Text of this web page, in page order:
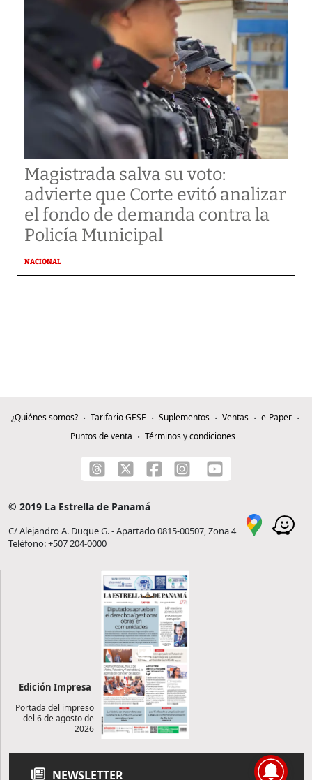
Magistrada salva su voto:
advierte que Corte evitó analizar
el fondo de demanda contra la
Policía Municipal
NACIONAL
¿Quiénes somos? Tarifario GESE Suplementos Ventas
e-Paper
Puntos de venta
Términos y condiciones
© 2019 La Estrella de Panamá
C/ Alejandro A. Duque G. - Apartado 0815-00507, Zona 4
Teléfono: +507 204-0000
Edición Impresa
Portada del impreso
del 6 de agosto de
2026
NEWSLETTER